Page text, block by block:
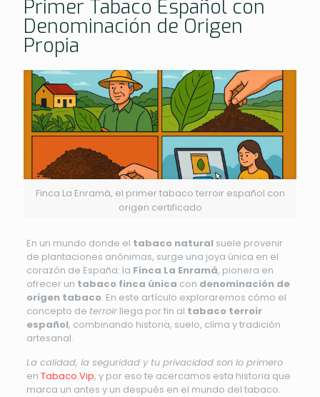
Primer Tabaco Español con
Denominación de Origen
Propia
Finca La Enramá, el primer tabaco terroir español con
origen certificado
En un mundo donde el tabaco naturalsuele provenir
de plantaciones anónimas, surge una joya única en el
corazón de España: la Finca La Enramá, pionera en
ofrecer un tabaco finca única con denominación de
origen tabaco. En este artículo exploraremos cómo el
concepto de terroirllega por fin al tabaco terroir
español, combinando historia, suelo, clima y tradición
artesanal.
La calidad, la seguridad y tu privacidad son lo primero
en Tabaco.Vip, y por eso te acercamos esta historia que
marca un antes y un después en el mundo del tabaco.